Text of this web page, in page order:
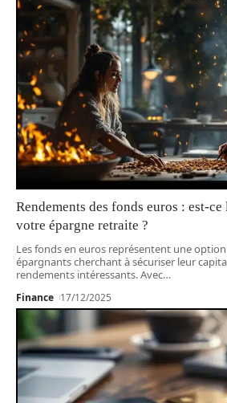
Rendements des fonds euros : est-
votre épargne retraite ?
Les fonds en euros représentent une
épargnants cherchant à sécuriser leur
rendements intéressants. Avec…
Finance 17/12/2025